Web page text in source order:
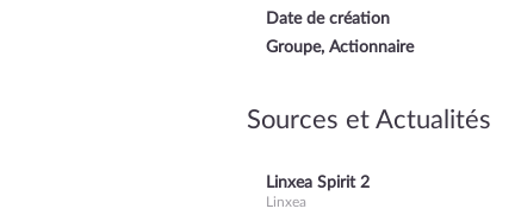
Date de création
Groupe, Actionnaire
Sources et Actualités
Linxea Spirit 2
Linxea